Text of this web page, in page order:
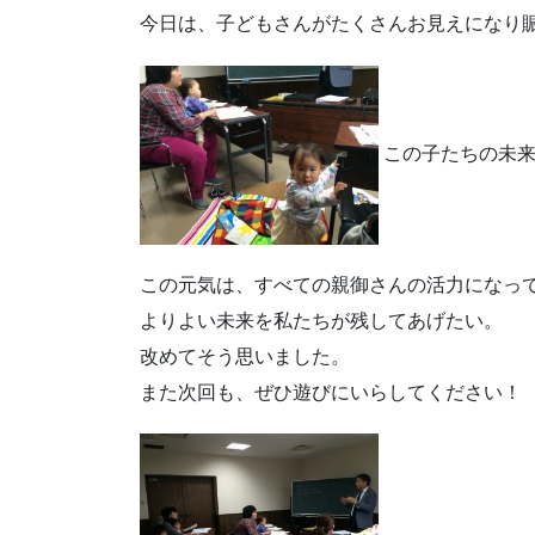
今日は、子どもさんがたくさんお見えになり
この子たちの未
この元気は、すべての親御さんの活力になっ
よりよい未来を私たちが残してあげたい。
改めてそう思いました。
また次回も、ぜひ遊びにいらしてください！